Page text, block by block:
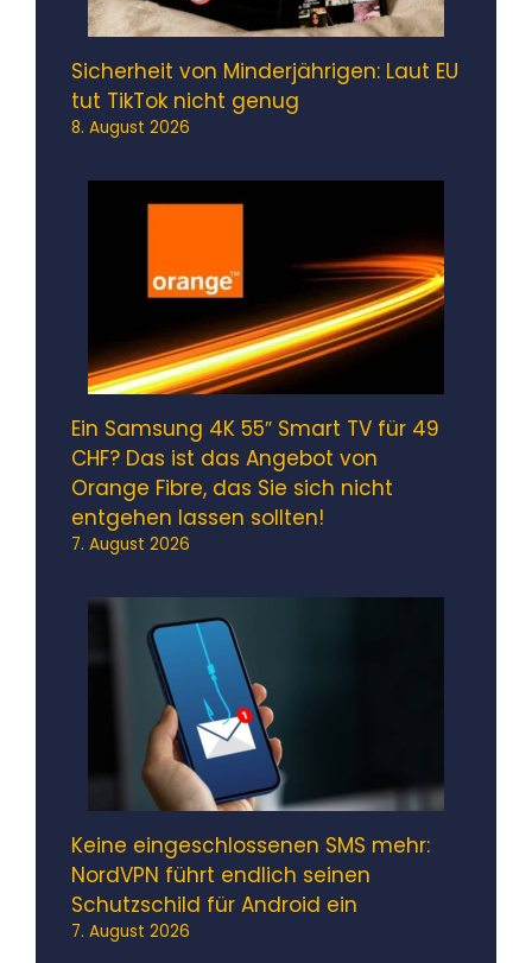
Sicherheit von Minderjährigen: Laut EU
tut TikTok nicht genug
8. August 2026
Ein Samsung 4K 55″ Smart TV für 49
CHF? Das ist das Angebot von
Orange Fibre, das Sie sich nicht
entgehen lassen sollten!
7. August 2026
Keine eingeschlossenen SMS mehr:
NordVPN führt endlich seinen
Schutzschild für Android ein
7. August 2026